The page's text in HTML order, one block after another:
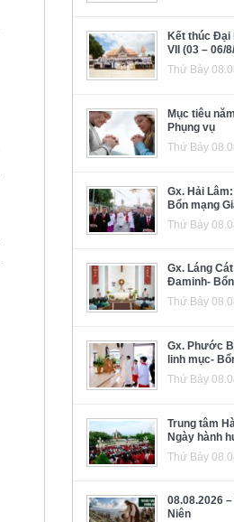
Kết thúc Đại
VII (03 – 06/
Thứ Bảy
Mục tiêu
Phụng vụ
Thứ Bảy
Gx. Hải
Bổn mạng
Thứ Bảy
Gx. Láng
Đaminh-
Thứ Bảy
Gx. Phước
linh mục-
Thứ Bảy
Trung tâm
Ngày hành
Thứ Bảy
08.08.2026
Niên